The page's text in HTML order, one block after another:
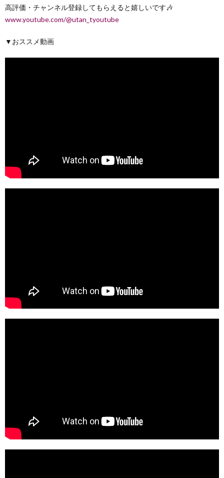
高評価・チャンネル登録してもらえると嬉しいです🎶
www.youtube.com/@utan_tyoutube
▼おススメ動画